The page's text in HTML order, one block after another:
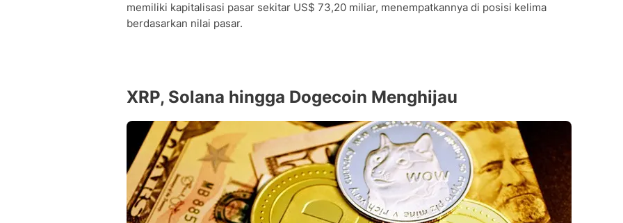
memiliki kapitalisasi pasar sekitar US$ 73,20 miliar, menempatkannya di posisi kelima
berdasarkan nilai pasar.
XRP, Solana hingga Dogecoin Menghijau